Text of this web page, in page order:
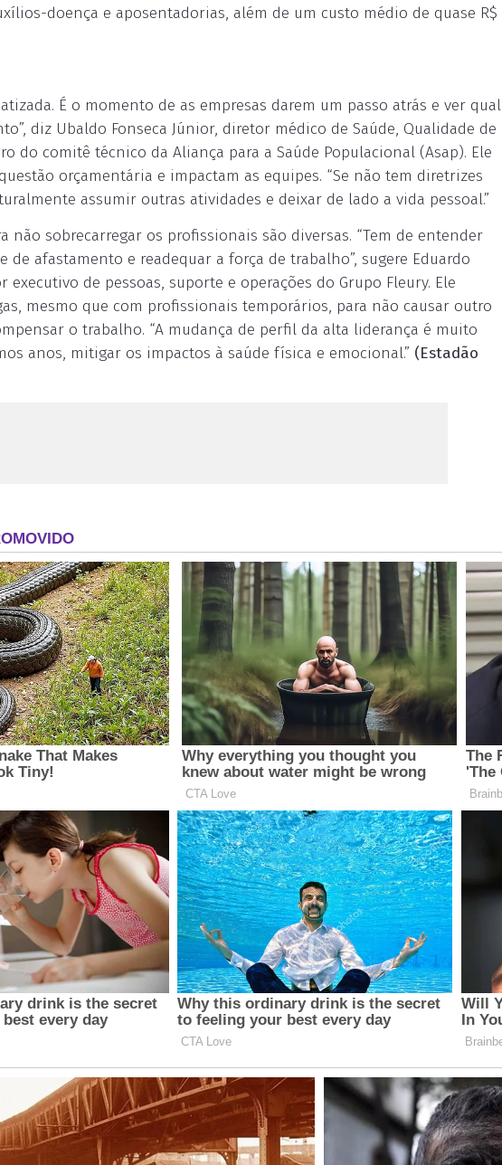
doença e aposentadorias, além de um custo médio de quase R$
É o momento de as empresas darem um passo atrás e ver qual
diz Ubaldo Fonseca Júnior, diretor médico de Saúde, Qualidade de
do comitê técnico da Aliança para a Saúde Populacional (Asap). Ele
orçamentária e impactam as equipes. “Se não tem diretrizes
assumir outras atividades e deixar de lado a vida pessoal.”
não sobrecarregar os profissionais são diversas. “Tem de entender
afastamento e readequar a força de trabalho”, sugere Eduardo
executivo de pessoas, suporte e operações do Grupo Fleury. Ele
mesmo que com profissionais temporários, para não causar outro
o trabalho. “A mudança de perfil da alta liderança é muito
anos, mitigar os impactos à saúde física e emocional.” (Estadão